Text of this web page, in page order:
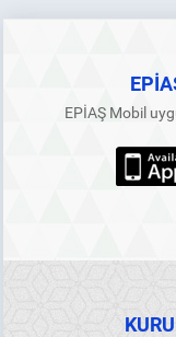
EPİAŞ Mobil